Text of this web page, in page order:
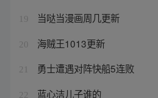
19 当哒当漫画周几更新
20 海贼王1013更新
21 勇士遭遇对阵快船5连败
22 蓝心洁儿子谁的